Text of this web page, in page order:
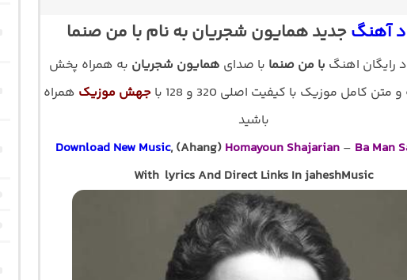
آهنگجدید همایون شجریان به نام با من صنما
رایگان اهنگ با من صنما با صدای همایون شجریان به همراه پخش
متن کامل موزیک با کیفیت اصلی 320 و 128 با
جهش موزیک همراه
باشید
Download New Music, (Ahang) Homayoun Shajarian– Ba Man
With lyrics And Direct Links In jaheshMusic